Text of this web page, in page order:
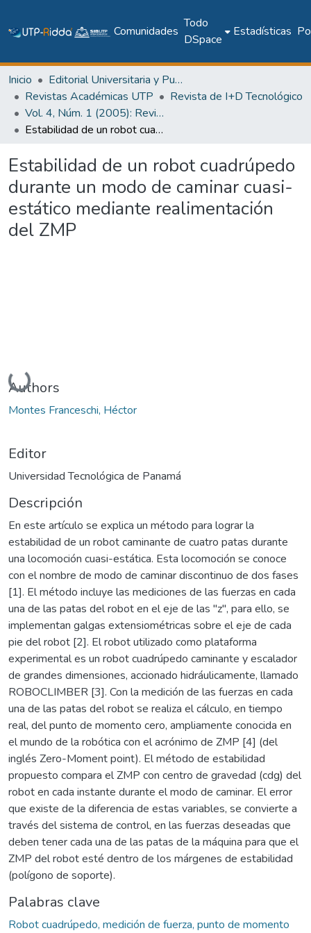
Comunidades
Todo
DSpace
Estadísticas
Inicio
Editorial Universitaria y Publicaciones Seriadas
Revistas Académicas UTP
Revista de I+D Tecnológico
Vol. 4, Núm. 1 (2005): Revista I+D Tecnológico
Estabilidad de un robot cuadrúpedo durante un modo de caminar cuasi-estático mediante realimentación del ZMP
Estabilidad de un robot cuadrúpedo
durante un modo de caminar cuasi-
estático mediante realimentación
del ZMP
Cargando...
Authors
Montes Franceschi, Héctor
Editor
Universidad Tecnológica de Panamá
Descripción
En este artículo se explica un método para lograr la
estabilidad de un robot caminante de cuatro patas durante
una locomoción cuasi-estática. Esta locomoción se conoce
con el nombre de modo de caminar discontinuo de dos fases
[1]. El método incluye las mediciones de las fuerzas en cada
una de las patas del robot en el eje de las "z", para ello, se
implementan galgas extensiométricas sobre el eje de cada
pie del robot [2]. El robot utilizado como plataforma
experimental es un robot cuadrúpedo caminante y escalador
de grandes dimensiones, accionado hidráulicamente, llamado
ROBOCLIMBER [3]. Con la medición de las fuerzas en cada
una de las patas del robot se realiza el cálculo, en tiempo
real, del punto de momento cero, ampliamente conocida en
el mundo de la robótica con el acrónimo de ZMP [4] (del
inglés Zero-Moment point). El método de estabilidad
propuesto compara el ZMP con centro de gravedad (cdg) del
robot en cada instante durante el modo de caminar. El error
que existe de la diferencia de estas variables, se convierte a
través del sistema de control, en las fuerzas deseadas que
deben tener cada una de las patas de la máquina para que el
ZMP del robot esté dentro de los márgenes de estabilidad
(polígono de soporte).
Palabras clave
Robot cuadrúpedo, medición de fuerza, punto de momento